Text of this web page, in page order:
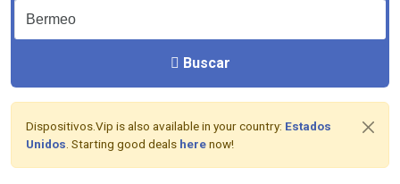
Buscar
Dispositivos.Vip is also available in your country: Estados
Unidos . Starting good deals herenow!